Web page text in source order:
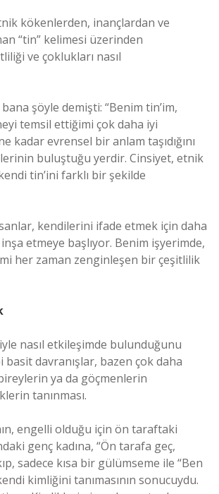
kökenlerden, inançlardan ve
“tin” kelimesi üzerinden
ve çoklukları nasıl
şöyle demişti: “Benim tin’im,
temsil ettiğimi çok daha iyi
kadar evrensel bir anlam taşıdığını
buluştuğu yerdir. Cinsiyet, etnik
tin’ini farklı bir şekilde
kendilerini ifade etmek için daha
etmeye başlıyor. Benim işyerimde,
her zaman zenginleşen bir çeşitlilik
nasıl etkileşimde bulunduğunu
davranışlar, bazen çok daha
ya da göçmenlerin
tanınması.
engelli olduğu için ön taraftaki
genç kadına, “Ön tarafa geç,
sadece kısa bir gülümseme ile “Ben
kimliğini tanımasının sonucuydu.